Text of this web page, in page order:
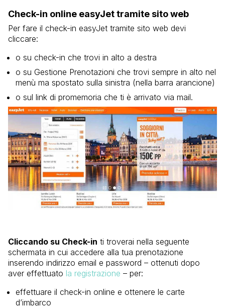
Check-in online easyJet tramite sito web
Per fare il check-in easyJet tramite sito web devi
cliccare:
o su check-in che trovi in alto a destra
o su Gestione Prenotazioni che trovi sempre in alto nel
menù ma spostato sulla sinistra (nella barra arancione)
o sul link di promemoria che ti è arrivato via mail.
Cliccando su Check-in ti troverai nella seguente
schermata in cui accedere alla tua prenotazione
inserendo indirizzo email e password – ottenuti dopo
aver effettuato la registrazione – per:
effettuare il check-in online e ottenere le carte
d’imbarco